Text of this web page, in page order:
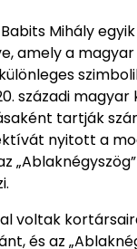
Babits Mihály
amely a
századi magyar
tartják
nyitott a
voltak
és az